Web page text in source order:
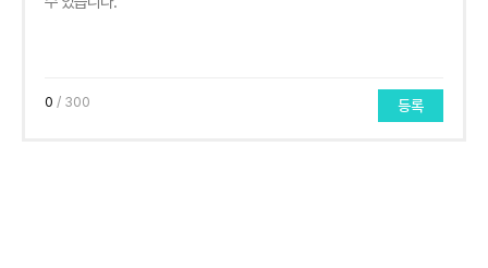
0 / 300 등록